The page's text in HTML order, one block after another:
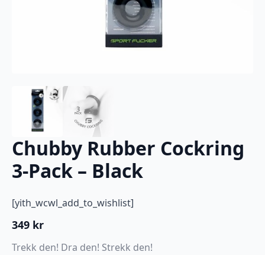
Chubby Rubber Cockring
3-Pack – Black
[yith_wcwl_add_to_wishlist]
349 kr
Trekk den! Dra den! Strekk den!